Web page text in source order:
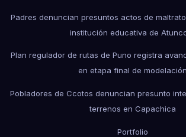
Padres denuncian presuntos actos de
institución educativa de
Plan regulador de rutas de Puno registra
en etapa final de modelación
Pobladores de Ccotos denuncian presunto
terrenos en Capachica
Portfolio